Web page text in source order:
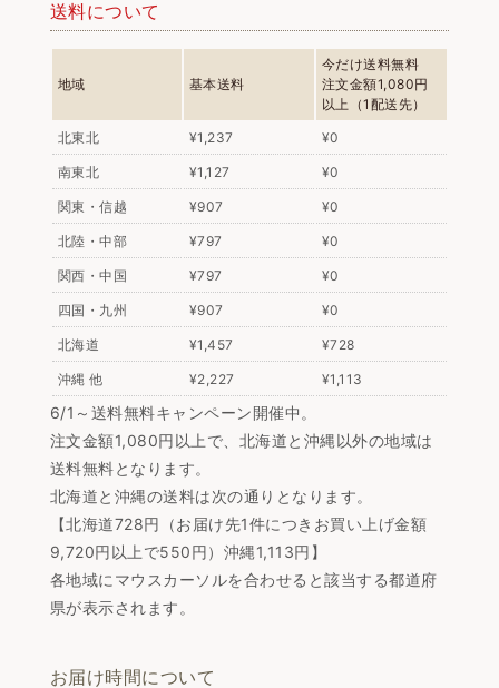
送料について
地域 基本送料
今だけ送料無料
注文金額1,080円
以上（1配送先）
北東北
¥1,237 ¥0
南東北 ¥1,127 ¥0
関東・信越 ¥907 ¥0
北陸・中部 ¥797 ¥0
関西・中国 ¥797 ¥0
四国・九州 ¥907 ¥0
北海道 ¥1,457 ¥728
沖縄 他 ¥2,227 ¥1,113
6/1～送料無料キャンペーン開催中。
注文金額1,080円以上で、北海道と沖縄以外の地域は
送料無料となります。
北海道と沖縄の送料は次の通りとなります。
【北海道728円（お届け先1件につきお買い上げ金額
9,720円以上で550円）沖縄1,113円】
各地域にマウスカーソルを合わせると該当する都道府
県が表示されます。
お届け時間について